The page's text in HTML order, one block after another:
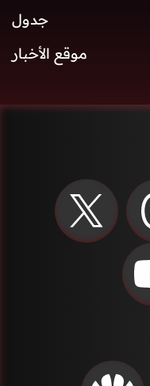
جدول
موقع الأخبار